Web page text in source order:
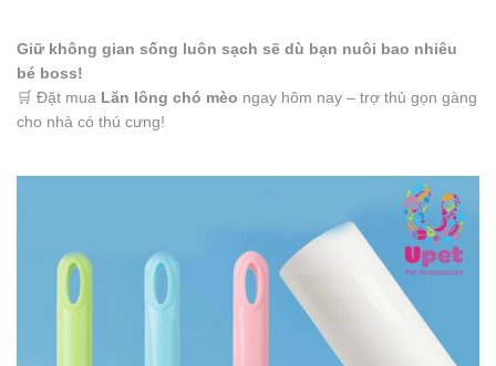
Giữ không gian sống luôn sạch sẽ dù bạn nuôi bao nhiêu
bé boss!
🛒 Đặt mua Lăn lông chó mèo ngay hôm nay – trợ thủ gọn gàng
cho nhà có thú cưng!